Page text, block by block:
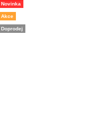
Novinka
Akce
Doprodej